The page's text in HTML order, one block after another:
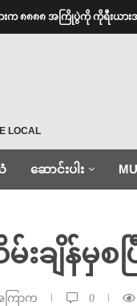
းက ၈၈၈၈ အကြိုပွဲကို ကိုရီးယာ
LOCAL
ဆောင်းပါး
ချိန်မှစ
ကြာက 0